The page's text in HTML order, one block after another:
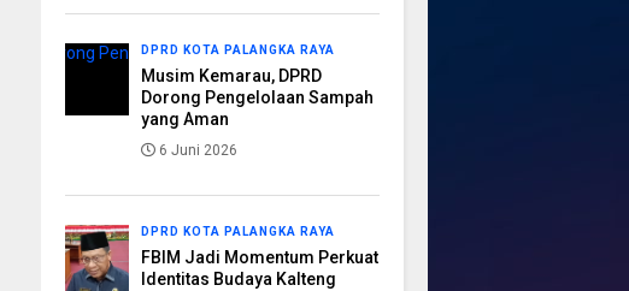
DPRD KOTA PALANGKA RAYA
Musim Kemarau, DPRD
Dorong Pengelolaan Sampah
yang Aman
6 Juni 2026
DPRD KOTA PALANGKA RAYA
FBIM Jadi Momentum Perkuat
Identitas Budaya Kalteng